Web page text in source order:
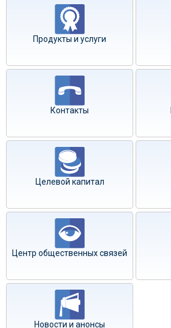
Продукты и услуги
Контакты
Целевой капитал
Центр общественных связей
Новости и анонсы